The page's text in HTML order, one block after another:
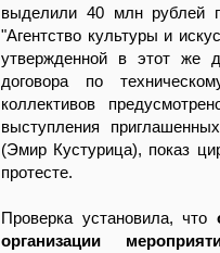
выделили 40 млн рублей
"Агентство культуры и
утвержденной в этот же
договора по
коллективов
выступления
(Эмир Кустурица), показ
протесте.
Проверка установила, что
организации